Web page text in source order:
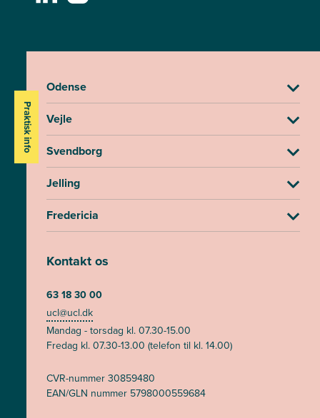
Praktisk info
Odense
Vejle
Svendborg
Jelling
Fredericia
Kontakt os
63 18 30 00
ucl@ucl.dk
Mandag - torsdag kl. 07.30-15.00
Fredag kl. 07.30-13.00 (telefon til kl. 14.00)
CVR-nummer 30859480
EAN/GLN nummer 5798000559684